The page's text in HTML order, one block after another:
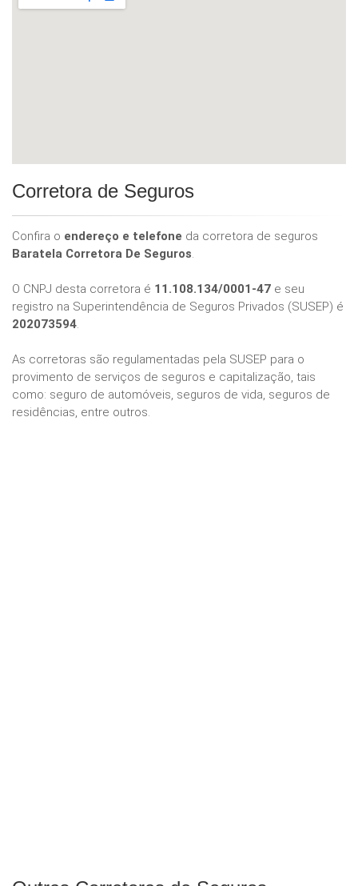
Corretora de Seguros
Confira o endereço e telefone da corretora de seguros
Baratela Corretora De Seguros.
O CNPJ desta corretora é 11.108.134/0001-47 e seu
registro na Superintendência de Seguros Privados (SUSEP) é
202073594.
As corretoras são regulamentadas pela SUSEP para o
provimento de serviços de seguros e capitalização, tais
como: seguro de automóveis, seguros de vida, seguros de
residências, entre outros.